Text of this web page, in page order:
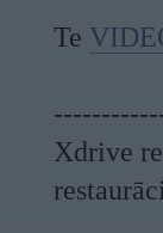
Te
Xdrive